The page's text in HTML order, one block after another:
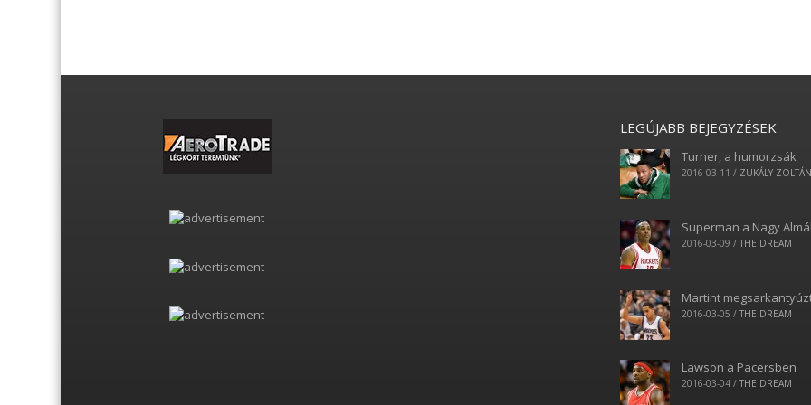
LEGÚJABB BEJEGYZÉSEK
Turner, a humorzsák
2016-03-11 / ZUKÁLY ZOLTÁN
Superman a Nagy
2016-03-09 / THE DREAM
Martint
2016-03-05 / THE DREAM
Lawson a Pacersben
2016-03-04 / THE DREAM